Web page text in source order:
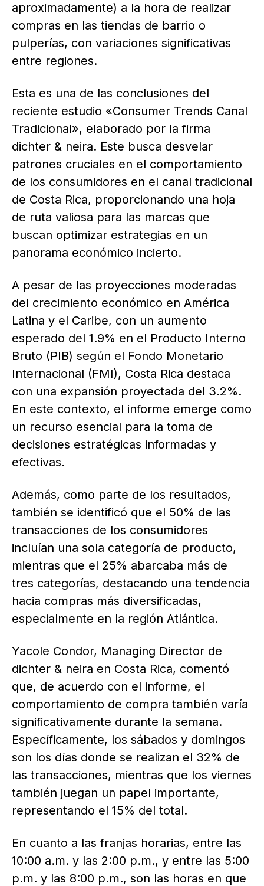
aproximadamente) a la hora de realizar
compras en las tiendas de barrio o
pulperías, con variaciones significativas
entre regiones.
Esta es una de las conclusiones del
reciente estudio «Consumer Trends Canal
Tradicional», elaborado por la firma
dichter & neira. Este busca desvelar
patrones cruciales en el comportamiento
de los consumidores en el canal tradicional
de Costa Rica, proporcionando una hoja
de ruta valiosa para las marcas que
buscan optimizar estrategias en un
panorama económico incierto.
A pesar de las proyecciones moderadas
del crecimiento económico en América
Latina y el Caribe, con un aumento
esperado del 1.9% en el Producto Interno
Bruto (PIB) según el Fondo Monetario
Internacional (FMI), Costa Rica destaca
con una expansión proyectada del 3.2%.
En este contexto, el informe emerge como
un recurso esencial para la toma de
decisiones estratégicas informadas y
efectivas.
Además, como parte de los resultados,
también se identificó que el 50% de las
transacciones de los consumidores
incluían una sola categoría de producto,
mientras que el 25% abarcaba más de
tres categorías, destacando una tendencia
hacia compras más diversificadas,
especialmente en la región Atlántica.
Yacole Condor, Managing Director de
dichter & neira en Costa Rica, comentó
que, de acuerdo con el informe, el
comportamiento de compra también varía
significativamente durante la semana.
Específicamente, los sábados y domingos
son los días donde se realizan el 32% de
las transacciones, mientras que los viernes
también juegan un papel importante,
representando el 15% del total.
En cuanto a las franjas horarias, entre las
10:00 a.m. y las 2:00 p.m., y entre las 5:00
p.m. y las 8:00 p.m., son las horas en que